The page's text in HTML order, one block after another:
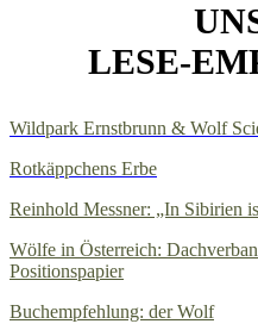
LESE-
Wildpark Ernstbrunn & Wolf
Rotkäppchens Erbe
Reinhold Messner: „In Sibirien
Wölfe in Österreich:
Positionspapier
Buchempfehlung: der Wolf